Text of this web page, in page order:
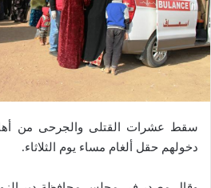
سقط عشرات القتلى والجرحى من
دخولهم حقل ألغام مساء يوم الثلاثاء.